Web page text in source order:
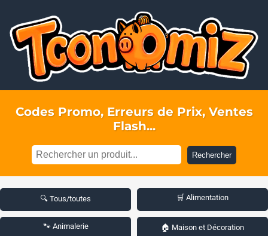
Codes Promo, Erreurs de Prix, Ventes
Flash...
Rechercher
🔍 Tous/toutes 🛒 Alimentation
🐾 Animalerie 🏠 Maison et Décoration